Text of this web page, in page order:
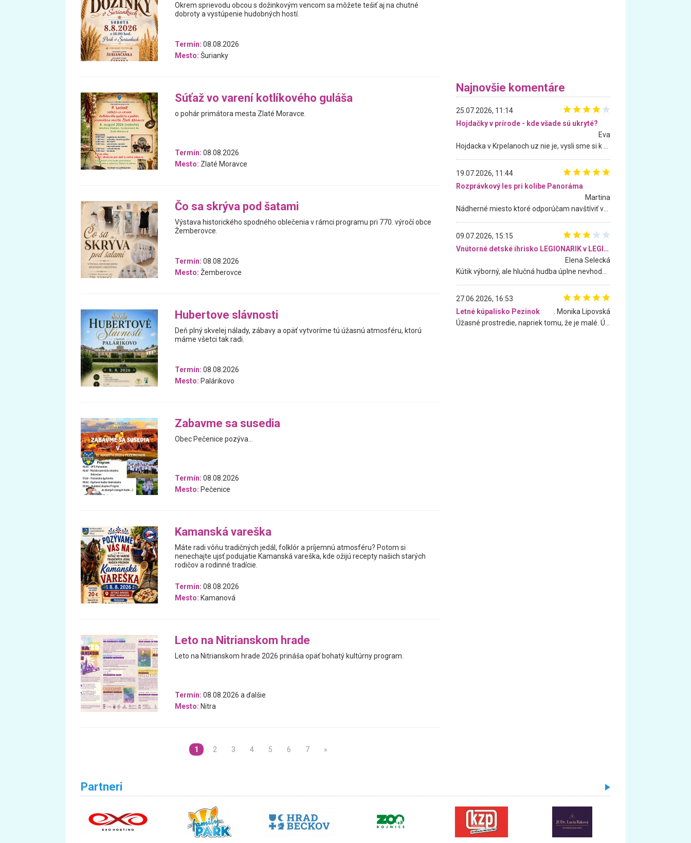
Okrem sprievodu obcou s dožinkovým vencom sa môžete tešiť aj na chutné
dobroty a vystúpenie hudobných hostí.
Termín: 08.08.2026
Mesto: Šurianky
Súťaž vo varení kotlíkového guláša
o pohár primátora mesta Zlaté Moravce.
Termín: 08.08.2026
Mesto: Zlaté Moravce
Čo sa skrýva pod šatami
Výstava historického spodného oblečenia v rámci programu pri 770. výročí obce
Žemberovce.
Termín: 08.08.2026
Mesto: Žemberovce
Hubertove slávnosti
Deň plný skvelej nálady, zábavy a opäť vytvoríme tú úžasnú atmosféru, ktorú
máme všetci tak radi.
Termín: 08.08.2026
Mesto: Palárikovo
Zabavme sa susedia
Obec Pečenice pozýva...
Termín: 08.08.2026
Mesto: Pečenice
Kamanská vareška
Máte radi vôňu tradičných jedál, folklór a príjemnú atmosféru? Potom si
nenechajte ujsť podujatie Kamanská vareška, kde ožijú recepty našich starých
rodičov a rodinné tradície.
Termín: 08.08.2026
Mesto: Kamanová
Leto na Nitrianskom hrade
Leto na Nitrianskom hrade 2026 prináša opäť bohatý kultúrny program.
Termín: 08.08.2026 a ďalšie
Mesto: Nitra
1 2 3 4 5 6 7 »
Najnovšie komentáre
25.07.2026, 11:14
Hojdačky v prírode - kde všade sú ukryté?
Eva
19.07.2026, 11:44
Rozprávkový les pri kolibe Panoráma
Martina
09.07.2026, 15:15
Vnútorné detské ihrisko LEGIONARIK v LEGIA Fitness
Elena Selecká
27.06.2026, 16:53
Letné kúpalisko Pezinok
. Monika Lipovská
Partneri